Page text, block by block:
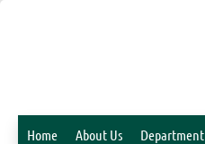
Home About Us Department